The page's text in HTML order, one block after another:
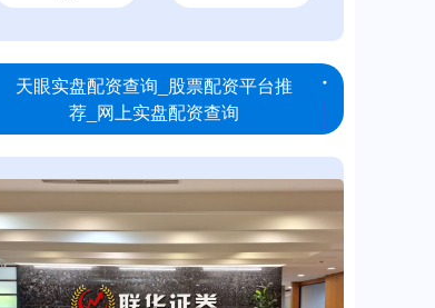
天眼实盘配资查询_股票配资平台推
荐_网上实盘配资查询